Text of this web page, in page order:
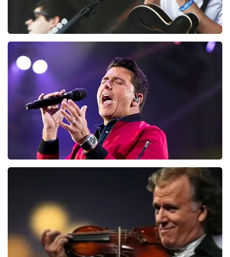
214laatste 30 minuten
BESTEL NU
BESTEL NU